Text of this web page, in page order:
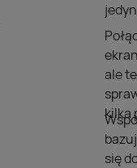
ale
kilka
się